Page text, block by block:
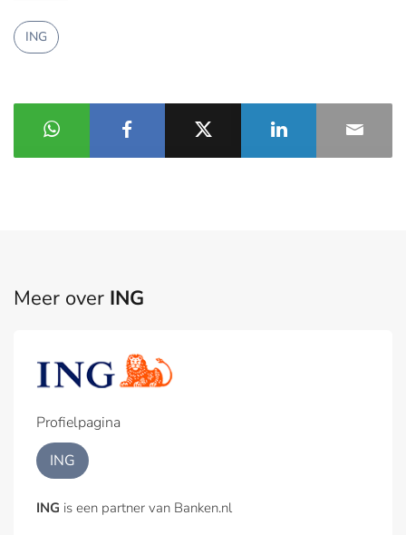
ING
Meer over ING
Profielpagina
ING
ING is een partner van Banken.nl